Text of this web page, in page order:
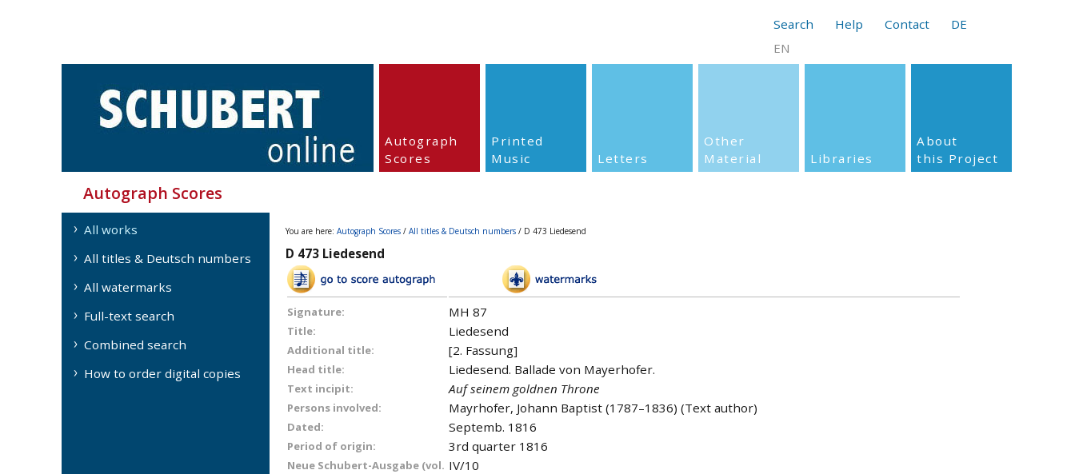
Search Help Contact
DE
EN
Autograph
Scores
Printed
Music
Letters
Other
Material
Libraries
About
this Project
Autograph Scores
All works
All titles & Deutsch numbers
All watermarks
Full-text search
Combined search
How to order digital copies
You are here: Autograph Scores / All titles & Deutsch numbers / D 473 Liedesend
D 473 Liedesend
Signature: MH 87
Title: Liedesend
Additional title: [2. Fassung]
Head title: Liedesend. Ballade von Mayerhofer.
Text incipit: Auf seinem goldnen Throne
Persons involved: Mayrhofer, Johann Baptist (1787–1836) (Text author)
Dated: Septemb. 1816
Period of origin: 3rd quarter 1816
Neue Schubert-Ausgabe (vol. IV/10